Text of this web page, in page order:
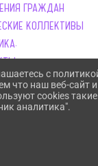
ГРАЖДАН
КОЛЛЕКТИВЫ
с
что наш веб-сайт
cookies
аналитика".